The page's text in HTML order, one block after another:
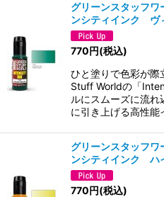
グリーンスタッフ
ンシティインク ヴ
770円(税込)
ひと塗りで色彩が際
Stuff Worldの「
ルにスムーズに流
に引き上げる高性
グリーンスタッフ
ンシティインク ハ
770円(税込)